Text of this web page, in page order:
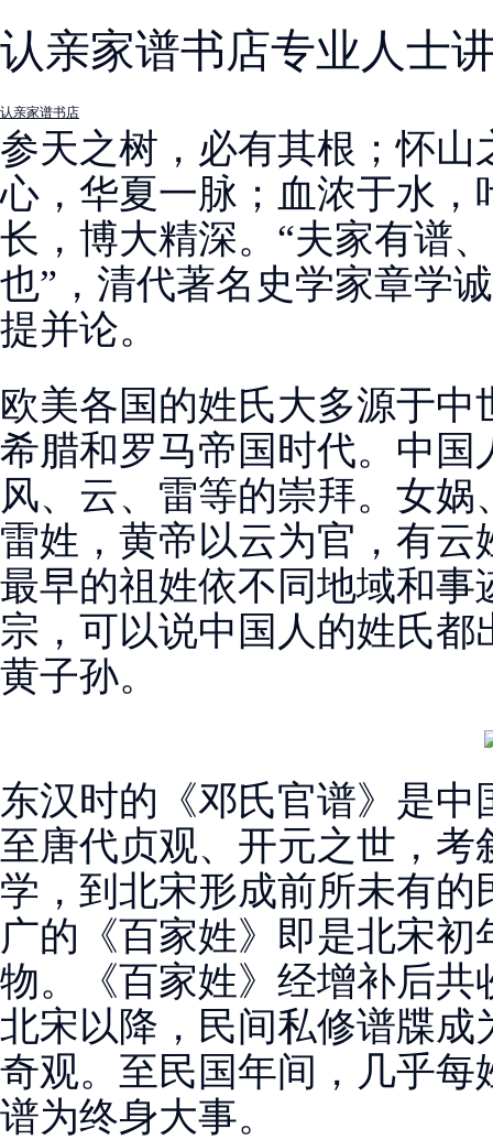
认亲家谱书店专业人士
认亲家谱书店
参天之树，必有其根；怀
心，华夏一脉；血浓于水
长，博大精深。“夫家有谱
也”，清代著名史学家章学
提并论。
欧美各国的姓氏大多源于
希腊和罗马帝国时代。中
风、云、雷等的崇拜。女
雷姓，黄帝以云为官，有
最早的祖姓依不同地域和
宗，可以说中国人的姓氏
黄子孙。
东汉时的《邓氏官谱》是
至唐代贞观、开元之世，
学，到北宋形成前所未有
广的《百家姓》即是北宋
物。《百家姓》经增补后共
北宋以降，民间私修谱牒
奇观。至民国年间，几乎
谱为终身大事。